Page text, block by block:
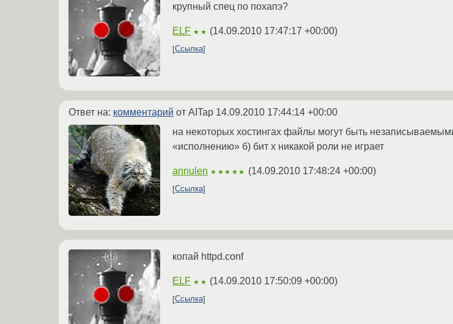
крупный спец по похапэ?
ELF ★★ (14.09.2010 17:47:17 +00:00)
Ссылка
Ответ на: комментарий от AITap 14.09.2010 17:44:14 +00:00
на некоторых хостингах файлы могут быть
«исполнению» б) бит x никакой роли не играет
annulen ★★★★★ (14.09.2010 17:48:24 +00:00)
Ссылка
копай httpd.conf
ELF ★★ (14.09.2010 17:50:09 +00:00)
Ссылка